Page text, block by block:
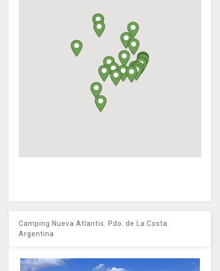
Camping Nueva Atlantis. Pdo. de La Costa.
Argentina